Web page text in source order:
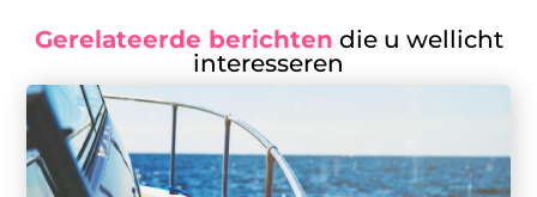
Gerelateerde berichten die u wellicht
interesseren